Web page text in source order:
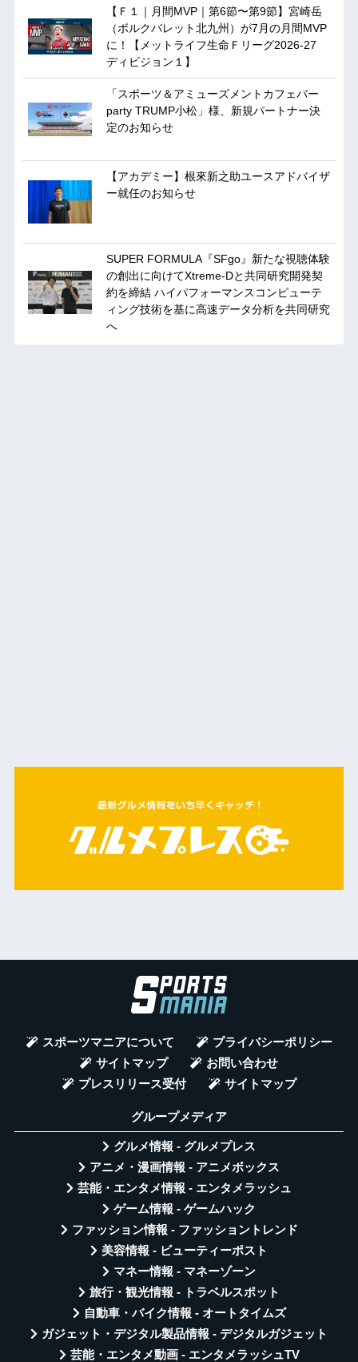
【Ｆ１｜月間MVP｜第6節〜第9節】宮崎岳
（ボルクバレット北九州）が7月の月間MVP
に！【メットライフ生命Ｆリーグ2026-27
ディビジョン１】
「スポーツ＆アミューズメントカフェバー
party TRUMP小松」様、新規パートナー決
定のお知らせ
【アカデミー】根來新之助ユースアドバイザ
ー就任のお知らせ
SUPER FORMULA『SFgo』新たな視聴体験
の創出に向けてXtreme-Dと共同研究開発契
約を締結 ハイパフォーマンスコンピューテ
ィング技術を基に⾼速データ分析を共同研究
へ
スポーツマニアについて
プライバシーポリシー
サイトマップ
お問い合わせ
プレスリリース受付
サイトマップ
グループメディア
グルメ情報 - グルメプレス
アニメ・漫画情報 - アニメボックス
芸能・エンタメ情報 - エンタメラッシュ
ゲーム情報 - ゲームハック
ファッション情報 - ファッショントレンド
美容情報 - ビューティーポスト
マネー情報 - マネーゾーン
旅行・観光情報 - トラベルスポット
自動車・バイク情報 - オートタイムズ
ガジェット・デジタル製品情報 - デジタルガジェット
芸能・エンタメ動画 - エンタメラッシュTV